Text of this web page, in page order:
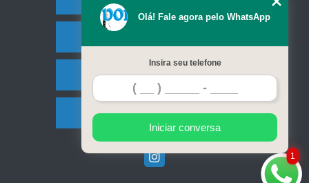
andadores idoso ortopédico Por do Sol I e II
onde encontrar andador idoso ortopédico Luziânia
onde encontrar andador para idoso com acento Pirenópolis
onde encontro andador para idoso com rodas Guapó
andador com rodinha para idoso Senador Canedo
andador idoso SETOR CENTRO OESTE
onde encontrar andador articulado para idoso Caldas Novas
andador idoso com rodas Aparecida de Goiânia
Contato
Mapa do site
1
Olá! Fale agora pelo WhatsApp
Insira seu telefone
Iniciar conversa